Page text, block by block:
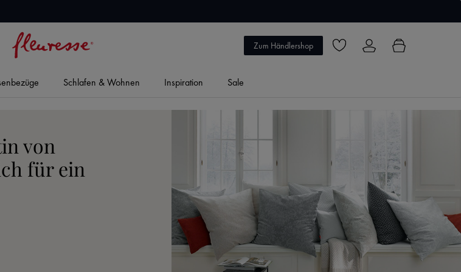
Zum Händlershop Du hast 0 Produkte auf dem
Schlafen & Wohnen Inspiration Sale
von
für ein